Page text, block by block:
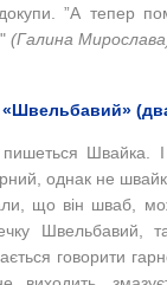
”А тепер
(Галина
пишеться Швайка.
однак не
що він шваб,
Швельбавий,
говорити